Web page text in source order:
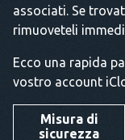
associati. Se
rimuoveteli
Ecco una rapida
vostro account
Misura di
sicurezza